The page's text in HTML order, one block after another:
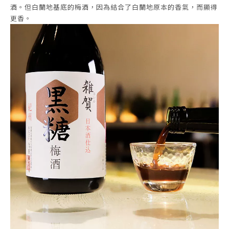
酒。但白蘭地基底的梅酒，因為結合了白蘭地原本的香氣，而顯得
更香。